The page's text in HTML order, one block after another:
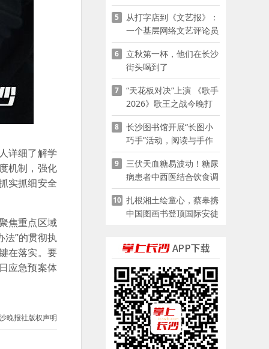
详细了解学
机制，强化
实抓细安全
焦重点区域
法”的贯彻执
在落实。要
应急预案体
晚报社版权声明
夜市嘉年华启幕
5
从打字店到《文艺报》：
一个基层网络文艺评论员
的突围
6
立秋第一杯，他们在长沙
街头喝到了
7
“天花板对决”上演 《歌手
2026》歌王之战今晚打
响
8
长沙图书馆开展“长图小
巧手”活动，阅读与手作
赋能少儿暑期成长
9
三伏天血糖易波动！糖尿
病患者中西医结合饮食调
养指南
10 扎根湘土绘童心，蔡皋携
中国图画书登顶国际安徒